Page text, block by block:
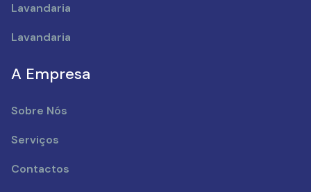
Lavandaria
Lavandaria
A Empresa
Sobre Nós
Serviços
Contactos